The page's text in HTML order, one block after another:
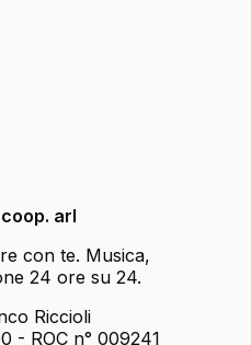
arl
con te. Musica,
24 ore su 24.
Riccioli
- ROC n° 009241